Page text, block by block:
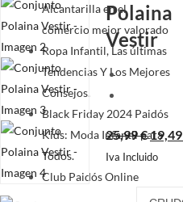
Alcantarilla en el
comercio mejor valorado
Ropa Infantil, Las últimas
Tendencias Y Los Mejores
Consejos.
Black Friday 2024 Paidós
Kids: Moda Infantil para
Todos.
Club Paidós Online
Polaina
Vestir
25,99€19,49
Iva Incluido